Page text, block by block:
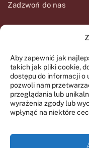
Aby zapewnić jak
takich jak pliki cookie,
dostępu do informacji o
pozwoli nam
przeglądania lub
wyrażenia zgody lub
wpłynąć na niektóre
Zadzwoń do nas
ul. Wiślana 72
05-092 Łomianki
GODZINY OTWARCIA
09:00 – 20:00